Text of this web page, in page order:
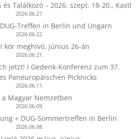
és Találkozó – 2026. szept. 18-20., Kastl
2026.06.27.
Treffen in Berlin und Ungarn
2026.06.22.
kör meghívó, június 26-án
2026.06.21.
jetzt! I Gedenk-Konferenz zum 37.
Paneuropäischen Picknicks
2026.06.11.
a Magyar Nemzetben
2026.06.09.
+ DUG-Sommertreffen in Berlin
2026.06.08.